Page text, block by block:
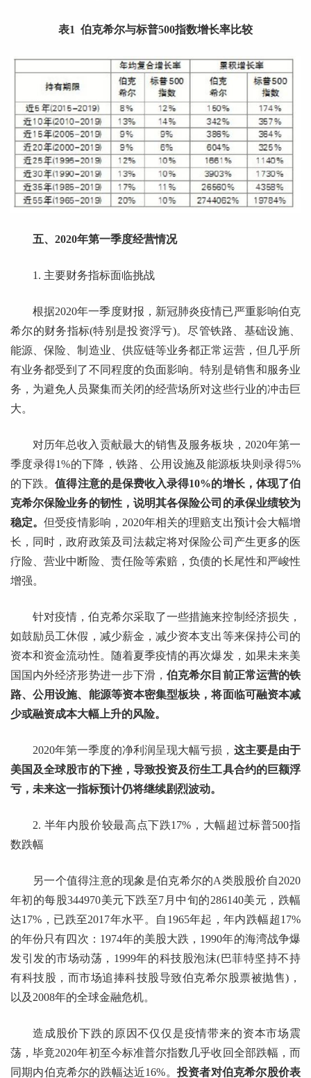
表1 伯克希尔与标普500指数增长率比较
五、2020年第一季度经营情况
1. 主要财务指标面临挑战
根据2020年一季度财报，新冠肺炎疫情已严重影响伯克
希尔的财务指标(特别是投资浮亏)。尽管铁路、基础设施、
能源、保险、制造业、供应链等业务都正常运营，但几乎所
有业务都受到了不同程度的负面影响。特别是销售和服务业
务，为避免人员聚集而关闭的经营场所对这些行业的冲击巨
大。
对历年总收入贡献最大的销售及服务板块，2020年第一
季度录得1%的下降，铁路、公用设施及能源板块则录得5%
的下跌。值得注意的是保费收入录得10%的增长，体现了伯
克希尔保险业务的韧性，说明其各保险公司的承保业绩较为
稳定。但受疫情影响，2020年相关的理赔支出预计会大幅增
长，同时，政府政策及司法裁定将对保险公司产生更多的医
疗险、营业中断险、责任险等索赔，负债的长尾性和严峻性
增强。
针对疫情，伯克希尔采取了一些措施来控制经济损失，
如鼓励员工休假，减少薪金，减少资本支出等来保持公司的
资本和资金流动性。随着夏季疫情的再次爆发，如果未来美
国国内外经济形势进一步下滑，伯克希尔目前正常运营的铁
路、公用设施、能源等资本密集型板块，将面临可融资本减
少或融资成本大幅上升的风险。
2020年第一季度的净利润呈现大幅亏损， 这主要是由于
美国及全球股市的下挫，导致投资及衍生工具合约的巨额浮
亏，未来这一指标预计仍将继续剧烈波动。
2. 半年内股价较最高点下跌17%，大幅超过标普500指
数跌幅
另一个值得注意的现象是伯克希尔的A类股股价自2020
年初的每股344970美元下跌至7月中旬的286140美元，跌幅
达17%，已跌至2017年水平。自1965年起，年内跌幅超17%
的年份只有四次：1974年的美股大跌，1990年的海湾战争爆
发引发的市场动荡，1999年的科技股泡沫(巴菲特坚持不持
有科技股，而市场追捧科技股导致伯克希尔股票被抛售)，
以及2008年的全球金融危机。
造成股价下跌的原因不仅仅是疫情带来的资本市场震
荡，毕竟2020年初至今标准普尔指数几乎收回全部跌幅，而
同期内伯克希尔的跌幅达近16%。 投资者对伯克希尔股价表